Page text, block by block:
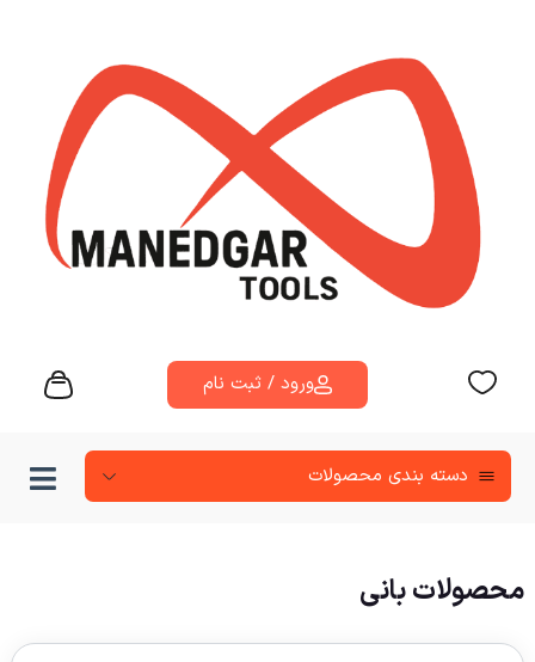
ورود / ثبت نام
دسته‌ بندی محصولات
محصولات بانی